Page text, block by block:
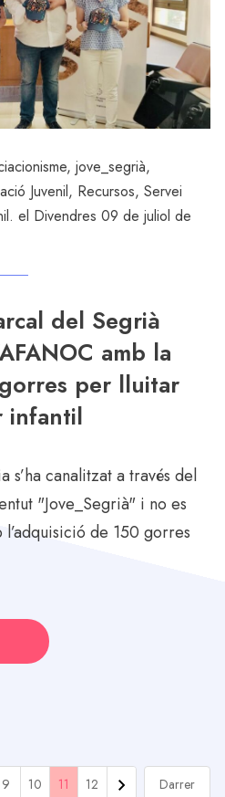
, jove_segrià,
Juvenil, Recursos, Servei
. el Divendres 09 de juliol de
del Segrià
amb la
per lluitar
infantil
s’ha canalitzat a través del
"Jove_Segrià" i no es
de 150 gorres
9 10 11 12 Darrer